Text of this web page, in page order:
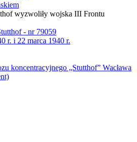
wyzwoliły wojska III Frontu
- nr 79059
r. i 22 marca 1940 r.
koncentracyjnego „Stutthof” Wacława